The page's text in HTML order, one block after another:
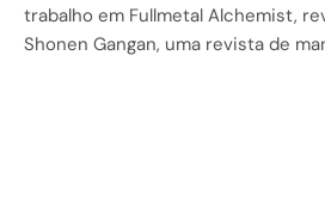
trabalho em Fullmetal Alchemist,
Shonen Gangan, uma revista de